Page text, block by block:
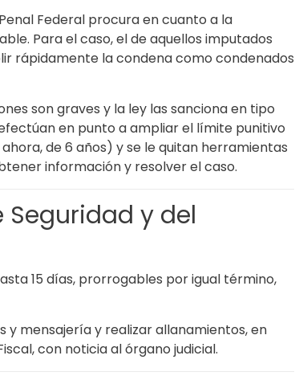
Federal procura en cuanto a la
Para el caso, el de aquellos imputados
rápidamente la condena como condenados
son graves y la ley las sanciona en tipo
en punto a ampliar el límite punitivo
de 6 años) y se le quitan herramientas
información y resolver el caso.
Seguridad y del
15 días, prorrogables por igual término,
mensajería y realizar allanamientos, en
con noticia al órgano judicial.